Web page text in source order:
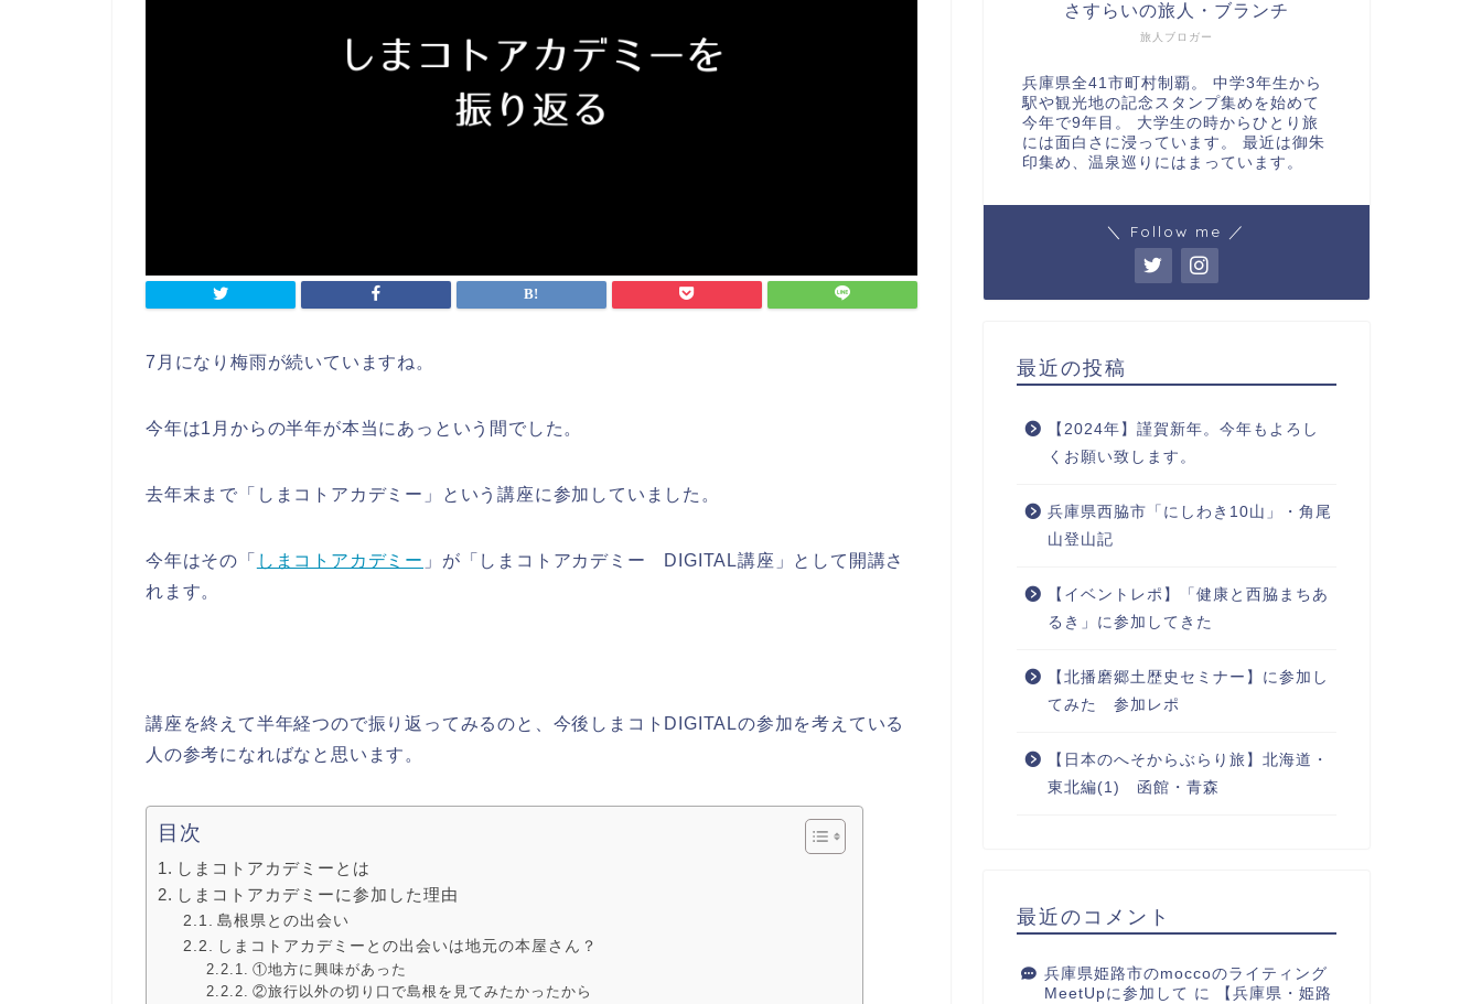
7月になり梅雨が続いていますね。
今年は1月からの半年が本当にあっという間でした。
去年末まで「しまコトアカデミー」という講座に参加していました。
今年はその「 しまコトアカデミー 」が「しまコトアカデミー DIGITAL講座」として開講さ
れます。
講座を終えて半年経つので振り返ってみるのと、今後しまコトDIGITALの参加を考えている
人の参考になればなと思います。
目次
しまコトアカデミーとは
しまコトアカデミーに参加した理由
島根県との出会い
しまコトアカデミーとの出会いは地元の本屋さん？
①地方に興味があった
②旅行以外の切り口で島根を見てみたかったから
旅人ブロガー
さすらいの旅人・ブランチ
兵庫県全41市町村制覇。 中学3年生から
駅や観光地の記念スタンプ集めを始めて
今年で9年目。 大学生の時からひとり旅
には面白さに浸っています。 最近は御朱
印集め、温泉巡りにはまっています。
＼ Follow me ／
最近の投稿
【2024年】謹賀新年。今年もよろし
くお願い致します。
兵庫県西脇市「にしわき10山」・角尾
山登山記
【イベントレポ】「健康と西脇まちあ
るき」に参加してきた
【北播磨郷土歴史セミナー】に参加し
てみた 参加レポ
【日本のへそからぶらり旅】北海道・
東北編(1) 函館・青森
最近のコメント
兵庫県姫路市のmoccoのライティング
MeetUpに参加して に
【兵庫県・姫路